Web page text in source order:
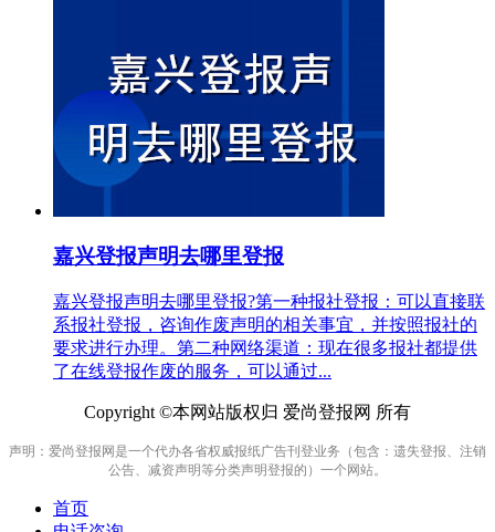
嘉兴登报声明去哪里登报
嘉兴登报声明去哪里登报?第一种报社登报：可以直接联
系报社登报，咨询作废声明的相关事宜，并按照报社的
要求进行办理。第二种网络渠道：现在很多报社都提供
了在线登报作废的服务，可以通过...
Copyright ©本网站版权归 爱尚登报网 所有
声明：爱尚登报网是一个代办各省权威报纸广告刊登业务（包含：遗失登报、注销
公告、减资声明等分类声明登报的）一个网站。
首页